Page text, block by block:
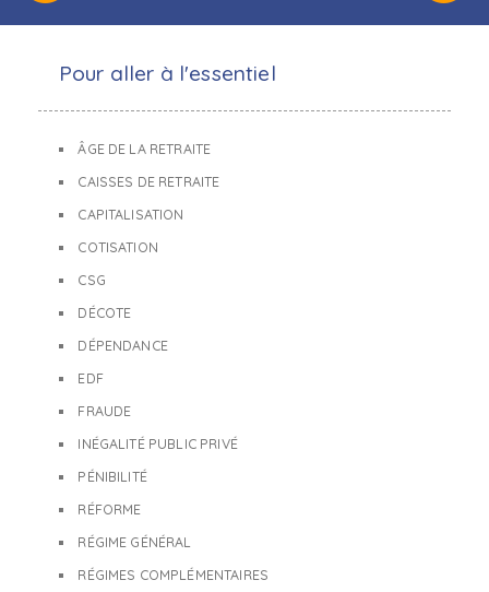
Pour aller à l'essentiel
ÂGE DE LA RETRAITE
CAISSES DE RETRAITE
CAPITALISATION
COTISATION
CSG
DÉCOTE
DÉPENDANCE
EDF
FRAUDE
INÉGALITÉ PUBLIC PRIVÉ
PÉNIBILITÉ
RÉFORME
RÉGIME GÉNÉRAL
RÉGIMES COMPLÉMENTAIRES